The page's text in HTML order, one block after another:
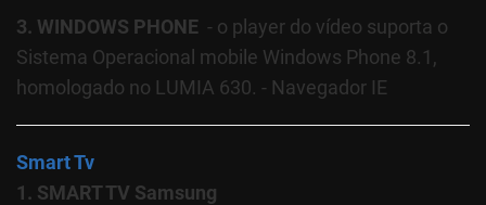
3. WINDOWS PHONE - o player do vídeo suporta o
Sistema Operacional mobile Windows Phone 8.1,
homologado no LUMIA 630. - Navegador IE
Smart Tv
1. SMART TV Samsung